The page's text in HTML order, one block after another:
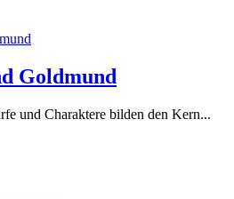
Goldmund
und Charaktere bilden den Kern...